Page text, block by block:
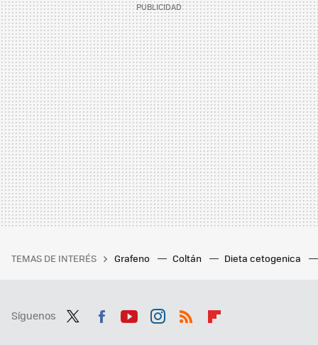
TEMAS DE INTERÉS Grafeno Coltán Dieta cetogenica
Síguenos